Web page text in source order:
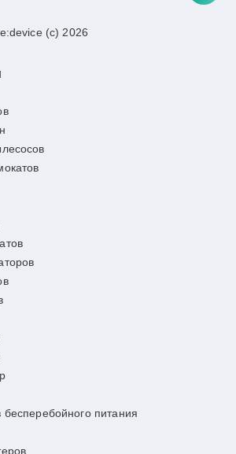
(c) 2026
бесперебойного питания